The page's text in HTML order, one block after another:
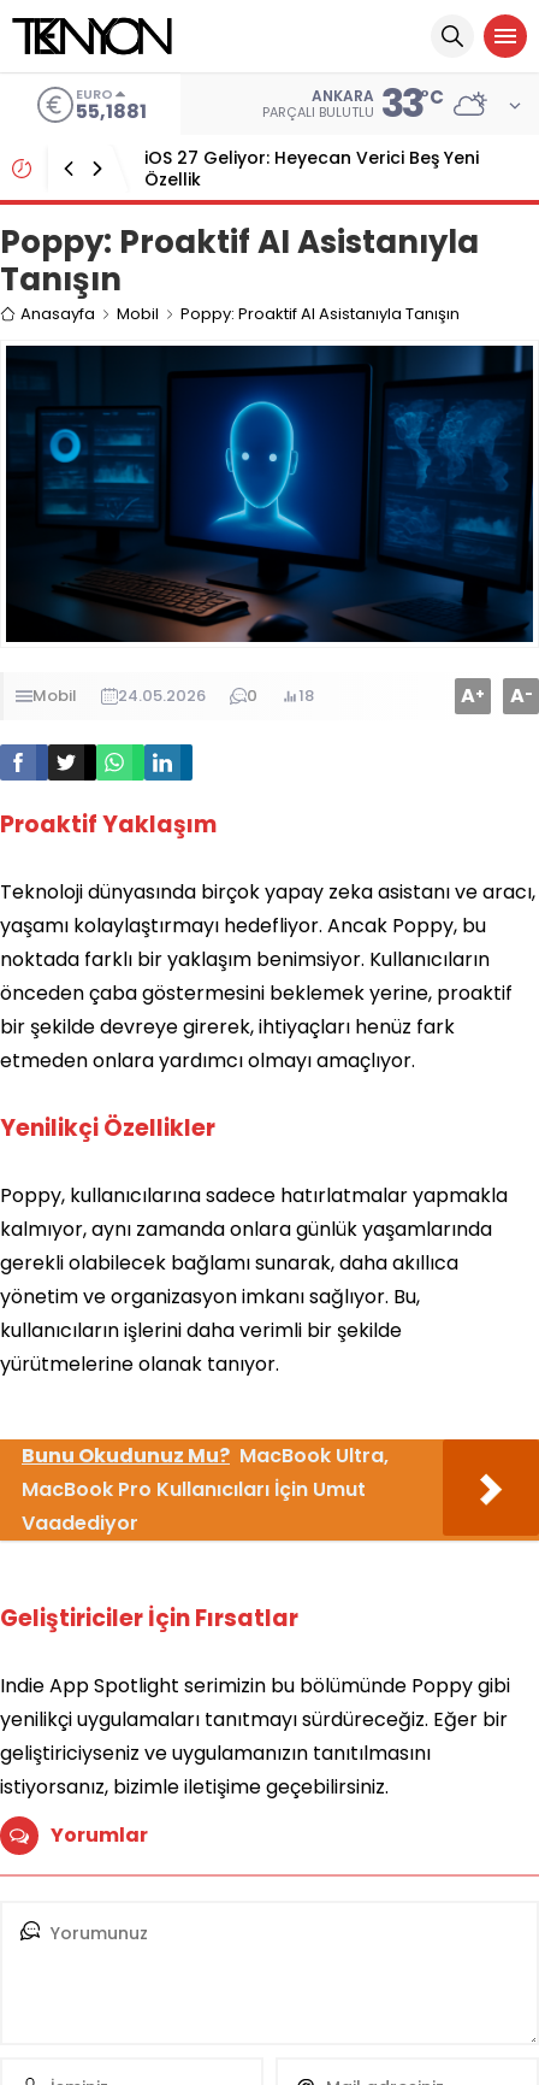
EURO
55,1881
ANKARA
PARÇALI BULUTLU 33°C
iOS 27 Geliyor: Heyecan Verici Beş Yeni
Özellik
Poppy: Proaktif AI Asistanıyla
Tanışın
Anasayfa Mobil Poppy: Proaktif AI Asistanıyla Tanışın
Mobil 24.05.2026 0 18 A+ A-
Proaktif Yaklaşım
Teknoloji dünyasında birçok yapay zeka asistanı ve aracı,
yaşamı kolaylaştırmayı hedefliyor. Ancak Poppy, bu
noktada farklı bir yaklaşım benimsiyor. Kullanıcıların
önceden çaba göstermesini beklemek yerine, proaktif
bir şekilde devreye girerek, ihtiyaçları henüz fark
etmeden onlara yardımcı olmayı amaçlıyor.
Yenilikçi Özellikler
Poppy, kullanıcılarına sadece hatırlatmalar yapmakla
kalmıyor, aynı zamanda onlara günlük yaşamlarında
gerekli olabilecek bağlamı sunarak, daha akıllıca
yönetim ve organizasyon imkanı sağlıyor. Bu,
kullanıcıların işlerini daha verimli bir şekilde
yürütmelerine olanak tanıyor.
Bunu Okudunuz Mu? MacBook Ultra,
MacBook Pro Kullanıcıları İçin Umut
Vaadediyor
Geliştiriciler İçin Fırsatlar
Indie App Spotlight serimizin bu bölümünde Poppy gibi
yenilikçi uygulamaları tanıtmayı sürdüreceğiz. Eğer bir
geliştiriciyseniz ve uygulamanızın tanıtılmasını
istiyorsanız, bizimle iletişime geçebilirsiniz.
Yorumlar